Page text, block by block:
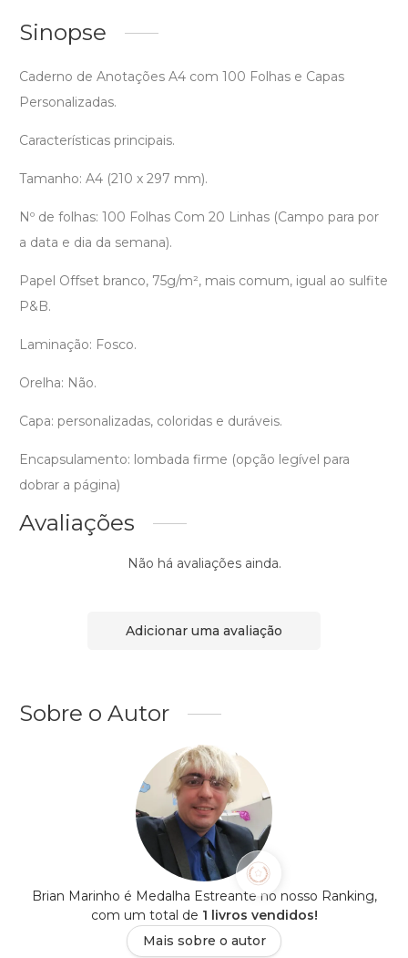
Sinopse
Caderno de Anotações A4 com 100 Folhas e Capas
Personalizadas.
Características principais.
Tamanho: A4 (210 x 297 mm).
Nº de folhas: 100 Folhas Com 20 Linhas (Campo para por
a data e dia da semana).
Papel Offset branco, 75g/m², mais comum, igual ao sulfite
P&B.
Laminação: Fosco.
Orelha: Não.
Capa: personalizadas, coloridas e duráveis.
Encapsulamento: lombada firme (opção legível para
dobrar a página)
Avaliações
Não há avaliações ainda.
Adicionar uma avaliação
Sobre o Autor
Brian Marinho é Medalha Estreante no nosso Ranking,
com um total de 1 livros vendidos!
Mais sobre o autor